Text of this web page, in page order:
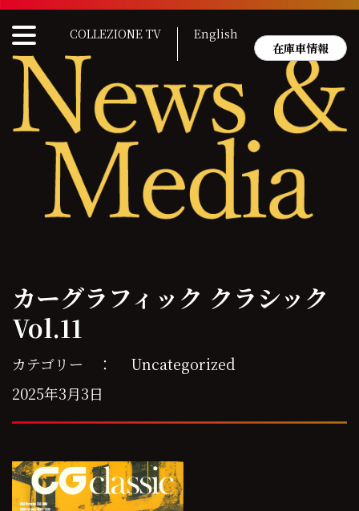
Skip
content
COLLEZIONE TV
English
在庫車情報
カーグラフィック クラシック
Vol.11
カテゴリー ： Uncategorized
2025年3月3日